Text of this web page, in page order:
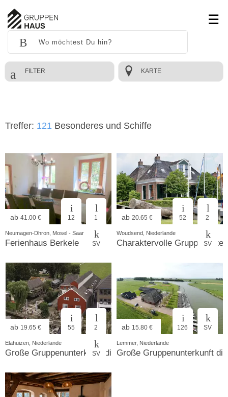
FILTER KARTE
Treffer: 121 Besonderes und Schiffe
ab 41.00 € 12 1
SV
Neumagen-Dhron, Mosel - Saar
Ferienhaus Berkele
ab 20.65 € 52 2
SV
Woudsend, Niederlande
Charaktervolle
ab 19.65 € 55 2
SV
Elahuizen, Niederlande
Große Gruppenunterkunft direkt am Wasser in Elahuizen-
ab 15.80 € 126 SV
Lemmer, Niederlande
Große Gruppenunterkunft